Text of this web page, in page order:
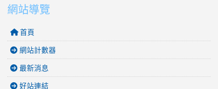
網站導覽
首頁
網站計數器
最新消息
好站連結